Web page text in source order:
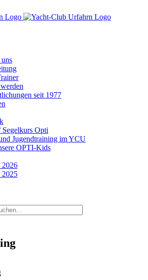
seit 1977
Opti
Jugendtraining im YCU
OPTI-Kids
2026
2025